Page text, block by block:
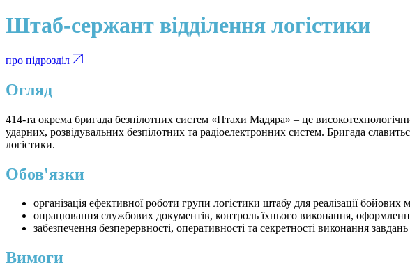
Штаб-сержант відділення логістики
про підрозділ
Огляд
414-та окрема бригада безпілотних систем «Птахи Мадяра» – це
ударних, розвідувальних безпілотних та радіоелектронних систем. Бригада
логістики.
Обов'язки
організація ефективної роботи групи логістики штабу для реалізації бойових
опрацювання службових документів, контроль їхнього виконання,
забезпечення безперервності, оперативності та секретності виконання завдань
Вимоги